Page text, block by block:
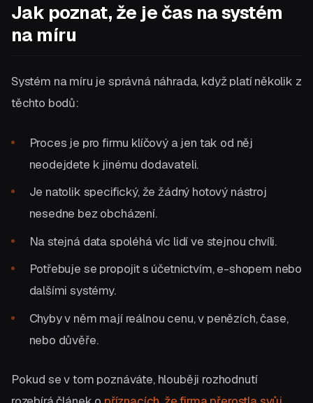
Jak poznat, že je čas na systém
na míru
Systém na míru je správná náhrada, když platí několik z
těchto bodů:
Proces je pro firmu klíčový a jen tak od něj
neodejdete k jinému dodavateli.
Je natolik specifický, že žádný hotový nástroj
nesedne bez obcházení.
Na stejná data spoléhá víc lidí ve stejnou chvíli.
Potřebuje se propojit s účetnictvím, e-shopem nebo
dalšími systémy.
Chyby v něm mají reálnou cenu, v penězích, čase,
nebo důvěře.
Pokud se v tom poznáváte, hlouběji rozhodnutí